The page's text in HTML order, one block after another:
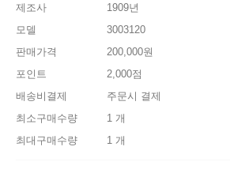
제조사
1909년
모델
3003120
판매가격
200,000원
포인트
2,000점
배송비결제
주문시 결제
최소구매수량
1 개
최대구매수량
1 개